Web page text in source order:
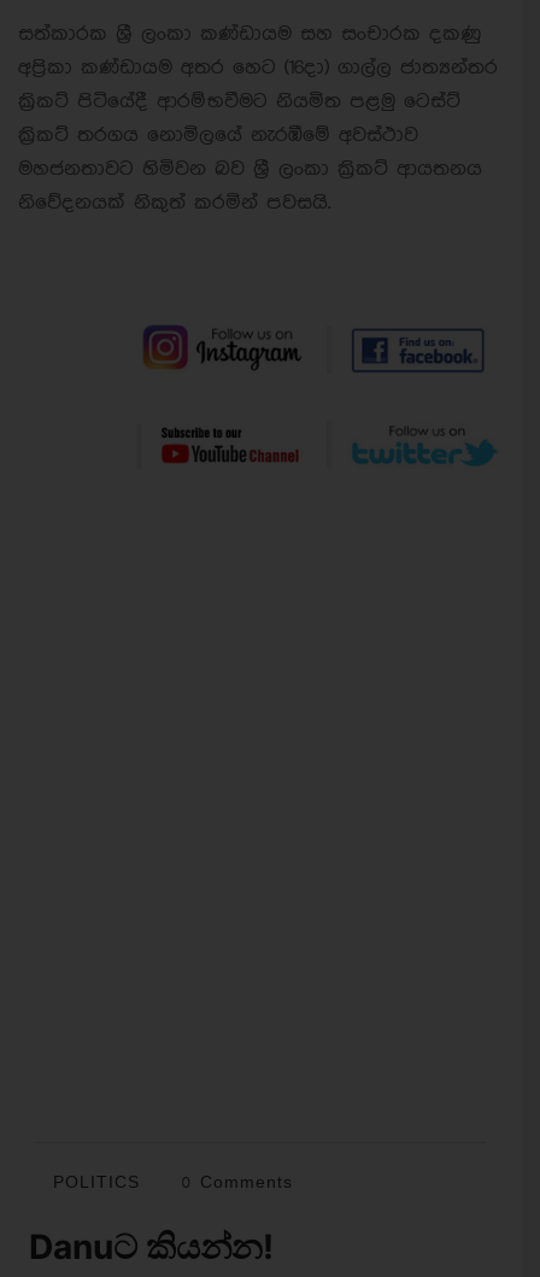
සත්කාරක ශ්‍රී ලංකා කණ්ඩායම සහ සංචාරක දකණු
අප්‍රිකා කණ්ඩායම අතර හෙට (16දා) ගාල්ල ජාත්‍යන්තර
ක්‍රිකට් පිටියේදී ආරම්භවීමට නියමිත පළමු ටෙස්ට්
ක්‍රිකට් තරගය නොමිලයේ නැරඹීමේ අවස්ථාව
මහජනතාවට හිමිවන බව ශ්‍රී ලංකා ක්‍රිකට් ආයතනය
නිවේදනයක් නිකුත් කරමින් පවසයි.
POLITICS 0 Comments